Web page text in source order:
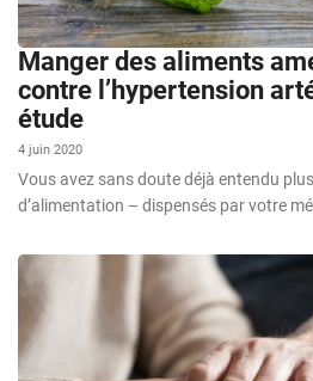
Manger des aliments
contre l’hypertension
étude
4 juin 2020
Vous avez sans doute déjà entendu
d’alimentation – dispensés par votre